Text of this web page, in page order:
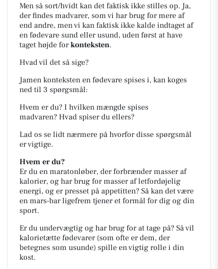
Men så sort/hvidt kan det faktisk ikke stilles op. Ja,
der findes madvarer, som vi har brug for mere af
end andre, men vi kan faktisk ikke kalde indtaget af
en fødevare sund eller usund, uden først at have
taget højde forkonteksten.
Hvad vil det så sige?
Jamen konteksten en fødevare spises i, kan koges
ned til 3 spørgsmål:
Hvem er du? I hvilken mængde spises
madvaren? Hvad spiser du ellers?
Lad os se lidt nærmere på hvorfor disse spørgsmål
er vigtige.
Hvem er du?
Er du en maratonløber, der forbrænder masser af
kalorier, og har brug for masser af letfordøjelig
energi, og er presset på appetitten? Så kan det være
en mars-bar ligefrem tjener et formål for dig og din
sport.
Er du undervægtig og har brug for at tage på? Så vil
kalorietætte fødevarer (som ofte er dem, der
betegnes som usunde) spille en vigtig rolle i din
kost.